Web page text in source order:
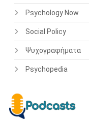
Psychology Now
Social Policy
Ψυχογραφήματα
Psychopedia